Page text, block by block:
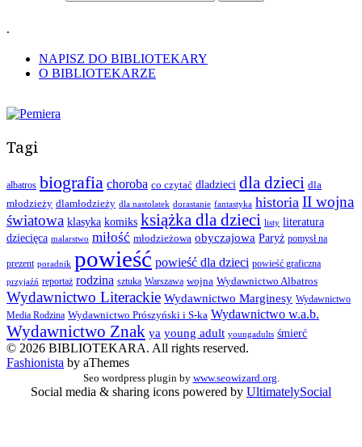
.
NAPISZ DO BIBLIOTEKARY
O BIBLIOTEKARZE
Tagi
albatros biografia choroba co czytać dladzieci dla dzieci dla
młodzieży dlamłodzieży dla nastolatek dorastanie fantastyka historia II wojna
światowa klasyka komiks książka dla dzieci listy literatura
dziecięca malarstwo miłość młodzieżowa obyczajowa Paryż pomysł na
prezent poradnik powieść powieść dla dzieci powieść graficzna
przyjaźń reportaż rodzina sztuka Warszawa wojna Wydawnictwo Albatros
Wydawnictwo Literackie Wydawnictwo Marginesy Wydawnictwo
Media Rodzina Wydawnictwo Prószyński i S-ka Wydawnictwo w.a.b.
Wydawnictwo Znak ya young adult youngadults śmierć
© 2026 BIBLIOTEKARA. All rights reserved.
Fashionista by aThemes
Seo wordpress plugin by www.seowizard.org
Social media & sharing icons powered by UltimatelySocial